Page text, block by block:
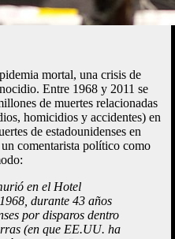
mortal, una crisis de
Entre 1968 y 2011 se
de muertes relacionadas
homicidios y accidentes) en
de estadounidenses en
comentarista político como
en el Hotel
durante 43 años
por disparos dentro
(en que EE.UU. ha